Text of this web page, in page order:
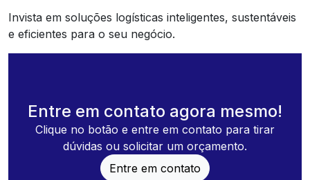
Invista em soluções logísticas inteligentes, sustentáveis
e eficientes para o seu negócio.
Entre em contato agora mesmo!
Clique no botão e entre em contato para tirar
dúvidas ou solicitar um orçamento.
Entre em contato